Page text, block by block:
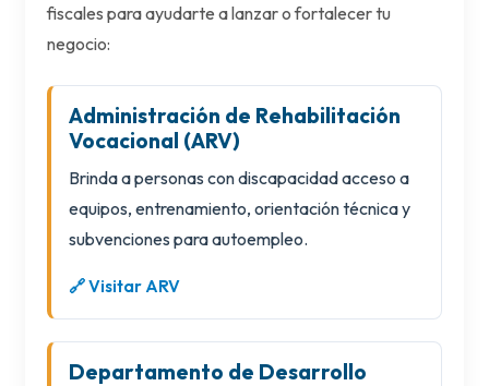
fiscales para ayudarte a lanzar o fortalecer tu
negocio:
Administración de Rehabilitación
Vocacional (ARV)
Brinda a personas con discapacidad acceso a
equipos, entrenamiento, orientación técnica y
subvenciones para autoempleo.
🔗 Visitar ARV
Departamento de Desarrollo